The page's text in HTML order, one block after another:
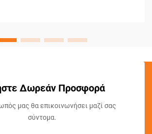
Δωρεάν Προσφορά
μας θα επικοινωνήσει μαζί σας
σύντομα.